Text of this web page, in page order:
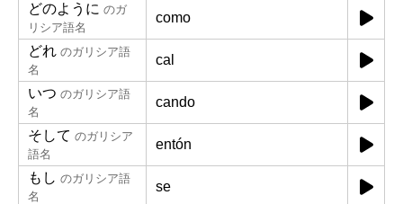
どのように のガ
リシア語名
como
どれ のガリシア語
名
cal
いつ のガリシア語
名
cando
そして のガリシア
語名
entón
もし のガリシア語
名
se